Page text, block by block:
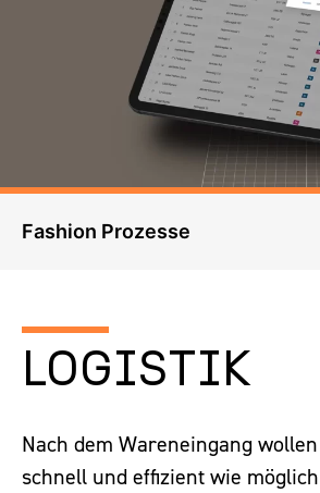
Fashion Prozesse
Verkauf
LOGISTIK
Nach dem Wareneingang
schnell und effizient wie